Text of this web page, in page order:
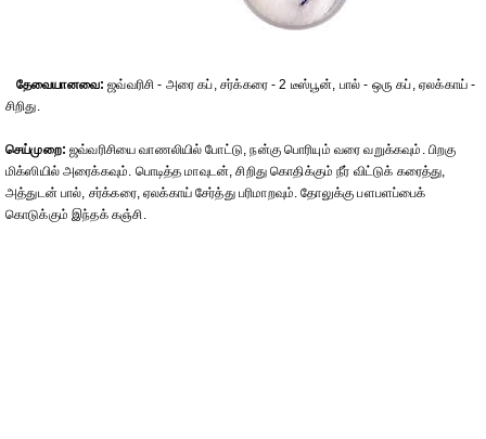
தேவையானவை: ஜவ்வரிசி - அரை கப், சர்க்கரை - 2 டீஸ்பூன், பால் - ஒரு கப், ஏலக்காய் -
சிறிது.
செய்முறை: ஜவ்வரிசியை வாணலியில் போட்டு, நன்கு பொரியும் வரை வறுக்கவும். பிறகு
மிக்ஸியில் அரைக்கவும். பொடித்த மாவுடன், சிறிது கொதிக்கும் நீர் விட்டுக் கரைத்து,
அத்துடன் பால், சர்க்கரை, ஏலக்காய் சேர்த்து பரிமாறவும். தோலுக்கு பளபளப்பைக்
கொடுக்கும் இந்தக் கஞ்சி.